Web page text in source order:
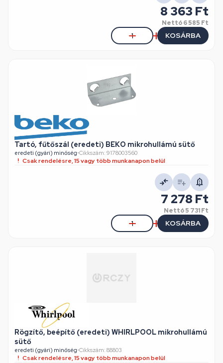
8 363 Ft
Nettó6 585 Ft
KOSÁRBA
Tartó, fűtőszál (eredeti) BEKO mikrohullámú sütő
eredeti (gyári) minőség•Cikkszám: 9178003560
Csak rendelésre, 15 vagy több munkanapon belül
7 278 Ft
Nettó5 731 Ft
KOSÁRBA
Rögzítő, beépítő (eredeti) WHIRLPOOL mikrohullámú
sütő
eredeti (gyári) minőség•Cikkszám: 88803
Csak rendelésre, 15 vagy több munkanapon belül